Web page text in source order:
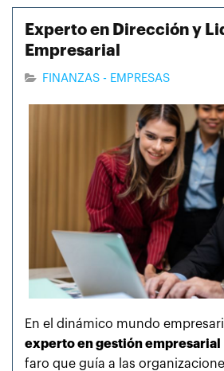
Experto en Dirección y
Empresarial
FINANZAS - EMPRESAS
En el dinámico mundo
experto en gestión empresarial
faro que guía a las